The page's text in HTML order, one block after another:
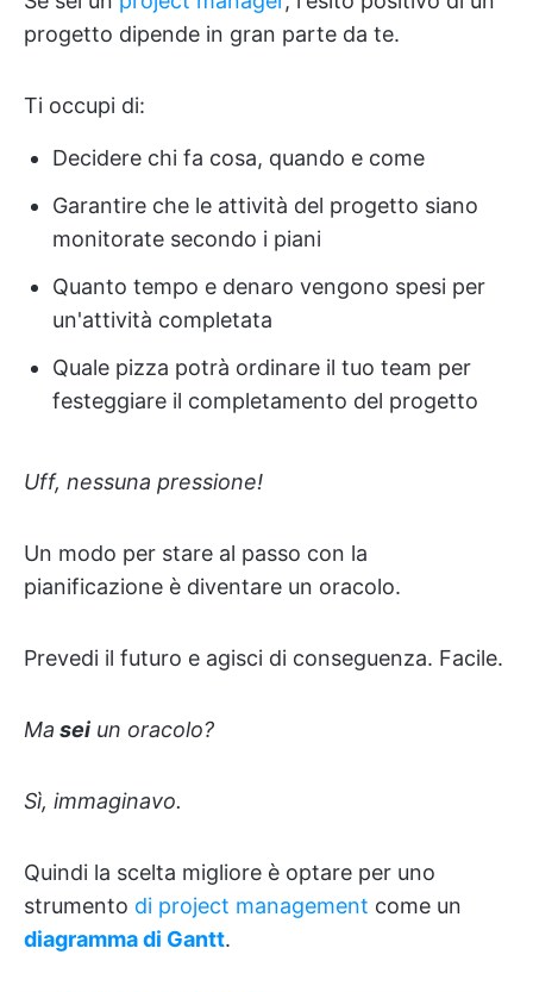
progetto dipende in gran parte da te.
Ti occupi di:
Decidere chi fa cosa, quando e come
Garantire che le attività del progetto siano
monitorate secondo i piani
Quanto tempo e denaro vengono spesi per
un'attività completata
Quale pizza potrà ordinare il tuo team per
festeggiare il completamento del progetto
Uff, nessuna pressione!
Un modo per stare al passo con la
pianificazione è diventare un oracolo.
Prevedi il futuro e agisci di conseguenza. Facile.
Ma sei un oracolo?
Sì, immaginavo.
Quindi la scelta migliore è optare per uno
strumento di project management come un
diagramma di Gantt.